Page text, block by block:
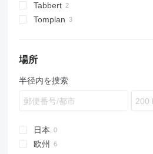
Tabbert
Tomplan
場所
半径内を捜索
日本
欧州